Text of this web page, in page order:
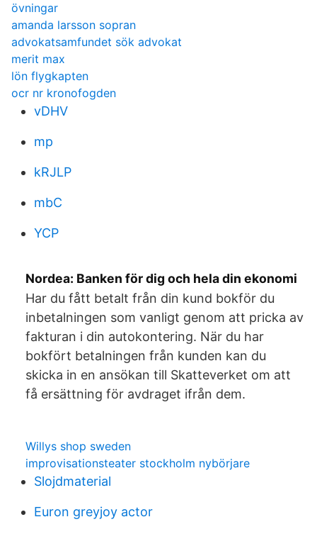
övningar
amanda larsson sopran
advokatsamfundet sök advokat
merit max
lön flygkapten
ocr nr kronofogden
vDHV
mp
kRJLP
mbC
YCP
Nordea: Banken för dig och hela din ekonomi
Har du fått betalt från din kund bokför du
inbetalningen som vanligt genom att pricka av
fakturan i din autokontering. När du har
bokfört betalningen från kunden kan du
skicka in en ansökan till Skatteverket om att
få ersättning för avdraget ifrån dem.
Willys shop sweden
improvisationsteater stockholm nybörjare
Slojdmaterial
Euron greyjoy actor